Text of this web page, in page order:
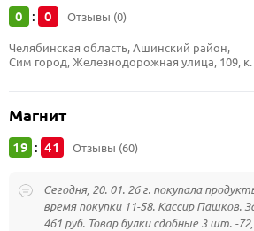
0 : 0 Отзывы (0)
Челябинская область, Ашинский район,
Сим город, Железнодорожная улица, 109, к.
Магнит
19 : 41 Отзывы (60)
Сегодня, 20. 01. 26 г. покупала
время покупки 11-58. Кассир Пашков.
461 руб. Товар булки сдобные 3 шт. -72,